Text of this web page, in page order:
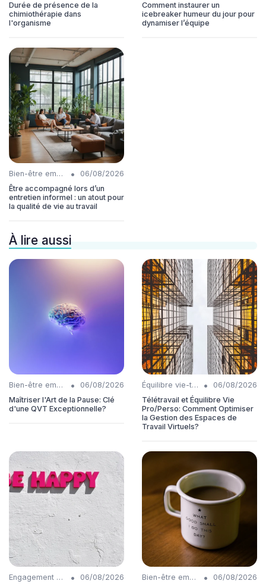
Durée de présence de la
chimiothérapie dans
l'organisme
Comment instaurer un
icebreaker humeur du jour pour
dynamiser l’équipe
Bien-être employés •
06/08/2026
Être accompagné lors d’un
entretien informel : un atout pour
la qualité de vie au travail
À lire aussi
Bien-être employés •
06/08/2026
Maîtriser l'Art de la Pause: Clé
d'une QVT Exceptionnelle?
Équilibre vie-travail •
06/08/2026
Télétravail et Équilibre Vie
Pro/Perso: Comment Optimiser
la Gestion des Espaces de
Travail Virtuels?
Engagement collaborateurs •
06/08/2026
Bien-être employés •
06/08/2026